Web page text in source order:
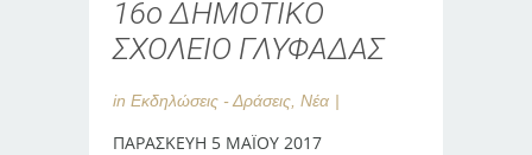
16ο ΔΗΜΟΤΙΚΟ
ΣΧΟΛΕΙΟ ΓΛΥΦΑΔΑΣ
in Εκδηλώσεις - Δράσεις Νέα
ΠΑΡΑΣΚΕΥΗ 5 ΜΑΪΟΥ 2017